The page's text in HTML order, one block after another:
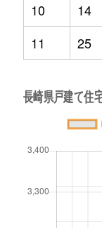
10
14
11
25